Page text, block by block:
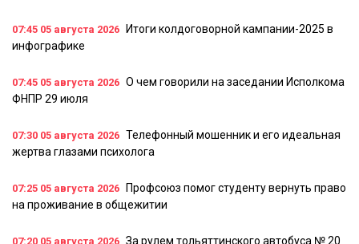
07:45 05 августа 2026
Итоги колдоговорной кампании-2025 в
инфографике
07:45 05 августа 2026 О чем говорили на заседании Исполкома
ФНПР 29 июля
07:30 05 августа 2026 Телефонный мошенник и его идеальная
жертва глазами психолога
07:25 05 августа 2026
Профсоюз помог студенту вернуть право
на проживание в общежитии
07:20 05 августа 2026 За рулем тольяттинского автобуса № 20